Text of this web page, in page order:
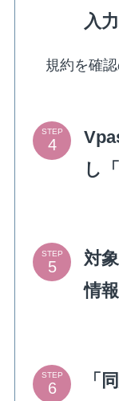
入
規約を確
STEP
し
STEP
対
情
STEP
「